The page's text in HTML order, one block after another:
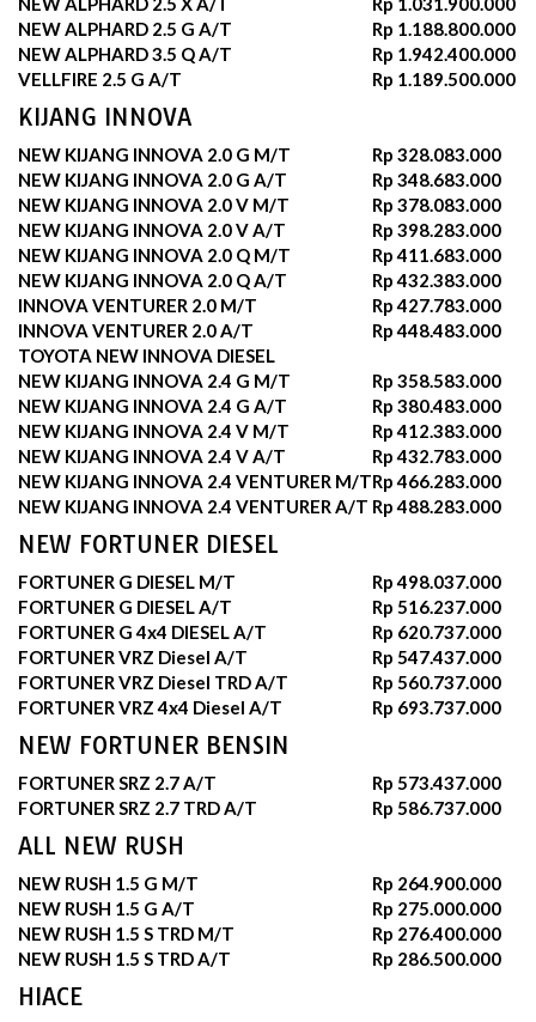
NEW ALPHARD 2.5 G A/T
Rp 1.188.800.000
NEW ALPHARD 3.5 Q A/T
Rp 1.942.400.000
VELLFIRE 2.5 G A/T
Rp 1.189.500.000
KIJANG INNOVA
NEW KIJANG INNOVA 2.0 G M/T
Rp 328.083.000
NEW KIJANG INNOVA 2.0 G A/T
Rp 348.683.000
NEW KIJANG INNOVA 2.0 V M/T
Rp 378.083.000
NEW KIJANG INNOVA 2.0 V A/T
Rp 398.283.000
NEW KIJANG INNOVA 2.0 Q M/T
Rp 411.683.000
NEW KIJANG INNOVA 2.0 Q A/T
Rp 432.383.000
INNOVA VENTURER 2.0 M/T
Rp 427.783.000
INNOVA VENTURER 2.0 A/T
Rp 448.483.000
TOYOTA NEW INNOVA DIESEL
NEW KIJANG INNOVA 2.4 G M/T
Rp 358.583.000
NEW KIJANG INNOVA 2.4 G A/T
Rp 380.483.000
NEW KIJANG INNOVA 2.4 V M/T
Rp 412.383.000
NEW KIJANG INNOVA 2.4 V A/T
Rp 432.783.000
NEW KIJANG INNOVA 2.4 VENTURER M/TRp 466.283.000
NEW KIJANG INNOVA 2.4 VENTURER A/T Rp 488.283.000
NEW FORTUNER DIESEL
FORTUNER G DIESEL M/T
Rp 498.037.000
FORTUNER G DIESEL A/T
Rp 516.237.000
FORTUNER G 4x4 DIESEL A/T
Rp 620.737.000
FORTUNER VRZ Diesel A/T
Rp 547.437.000
FORTUNER VRZ Diesel TRD A/T
Rp 560.737.000
FORTUNER VRZ 4x4 Diesel A/T
Rp 693.737.000
NEW FORTUNER BENSIN
FORTUNER SRZ 2.7 A/T
Rp 573.437.000
FORTUNER SRZ 2.7 TRD A/T
Rp 586.737.000
ALL NEW RUSH
NEW RUSH 1.5 G M/T
Rp 264.900.000
NEW RUSH 1.5 G A/T
Rp 275.000.000
NEW RUSH 1.5 S TRD M/T
Rp 276.400.000
NEW RUSH 1.5 S TRD A/T
Rp 286.500.000
HIACE